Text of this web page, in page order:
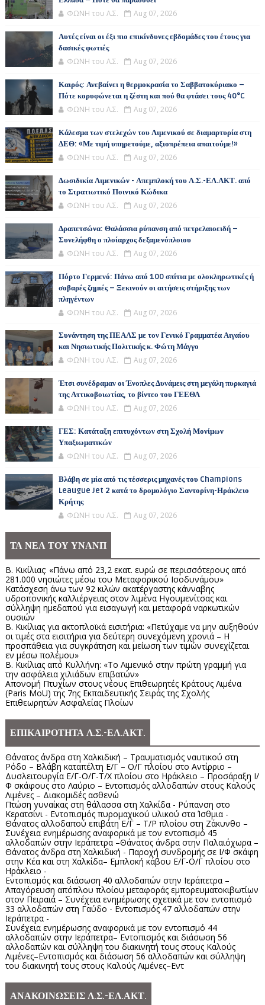
ΦΩΝΗ του Λ.Σ. Aug 07, 2026
Αυτές είναι οι έξι πιο επικίνδυνες εβδομάδες του έτους για
δασικές φωτιές
ΦΩΝΗ του Λ.Σ. Aug 07, 2026
Καιρός: Ανεβαίνει η θερμοκρασία το Σαββατοκύριακο –
Πότε κορυφώνεται η ζέστη και πού θα φτάσει τους 40°C
ΦΩΝΗ του Λ.Σ. Aug 07, 2026
Κάλεσμα των στελεχών του Λιμενικού σε διαμαρτυρία στη
ΔΕΘ: «Με τιμή υπηρετούμε, αξιοπρέπεια απαιτούμε!»
ΦΩΝΗ του Λ.Σ. Aug 07, 2026
Δωσιδικία Λιμενικών - Απεμπλοκή του Λ.Σ.-ΕΛ.ΑΚΤ. από
το Στρατιωτικό Ποινικό Κώδικα
ΦΩΝΗ του Λ.Σ. Aug 07, 2026
Δραπετσώνα: Θαλάσσια ρύπανση από πετρελαιοειδή –
Συνελήφθη ο πλοίαρχος δεξαμενόπλοιου
ΦΩΝΗ του Λ.Σ. Aug 07, 2026
Πόρτο Γερμενό: Πάνω από 100 σπίτια με ολοκληρωτικές ή
σοβαρές ζημιές – Ξεκινούν οι αιτήσεις στήριξης των
πληγέντων
ΦΩΝΗ του Λ.Σ. Aug 07, 2026
Συνάντηση της ΠΕΑΛΣ με τον Γενικό Γραμματέα Αιγαίου
και Νησιωτικής Πολιτικής κ. Φώτη Μάγγο
ΦΩΝΗ του Λ.Σ. Aug 07, 2026
Έτσι συνέδραμαν οι Ένοπλες Δυνάμεις στη μεγάλη πυρκαγιά
της Αττικοβοιωτίας, το βίντεο του ΓΕΕΘΑ
ΦΩΝΗ του Λ.Σ. Aug 07, 2026
ΓΕΣ: Κατάταξη επιτυχόντων στη Σχολή Μονίμων
Υπαξιωματικών
ΦΩΝΗ του Λ.Σ. Aug 07, 2026
Βλάβη σε μία από τις τέσσερις μηχανές του Champions
Leaugue Jet 2 κατά το δρομολόγιο Σαντορίνη-Ηράκλειο
Κρήτης
ΦΩΝΗ του Λ.Σ. Aug 07, 2026
ΤΑ ΝΕΑ ΤΟΥ ΥΝΑΝΠ
Β. Κικίλιας: «Πάνω από 23,2 εκατ. ευρώ σε περισσότερους από
281.000 νησιώτες μέσω του Μεταφορικού Ισοδυνάμου»
Κατάσχεση άνω των 92 κιλών ακατέργαστης κάνναβης
υδροπονικής καλλιέργειας στον λιμένα Ηγουμενίτσας και
σύλληψη ημεδαπού για εισαγωγή και μεταφορά ναρκωτικών
ουσιών
Β. Κικίλιας για ακτοπλοϊκά εισιτήρια: «Πετύχαμε να μην αυξηθούν
οι τιμές στα εισιτήρια για δεύτερη συνεχόμενη χρονιά – Η
προσπάθεια για συγκράτηση και μείωση των τιμών συνεχίζεται
εν μέσω πολέμου»
Β. Κικίλιας από Κυλλήνη: «Το Λιμενικό στην πρώτη γραμμή για
την ασφάλεια χιλιάδων επιβατών»
Απονομή Πτυχίων στους νέους Επιθεωρητές Κράτους Λιμένα
(Paris MoU) της 7ης Εκπαιδευτικής Σειράς της Σχολής
Επιθεωρητών Ασφαλείας Πλοίων
ΕΠΙΚΑΙΡΟΤΗΤΑ Λ.Σ.-ΕΛ.ΑΚΤ.
Θάνατος άνδρα στη Χαλκιδική – Τραυματισμός ναυτικού στη
Ρόδο – Βλάβη καταπέλτη Ε/Γ – Ο/Γ πλοίου στο Αντίρριο –
Δυσλειτουργία Ε/Γ-Ο/Γ-Τ/Χ πλοίου στο Ηράκλειο – Προσάραξη Ι/
Φ σκάφους στο Λαύριο – Εντοπισμός αλλοδαπών στους Καλούς
Λιμένες – Διακομιδές ασθενώ
Πτώση γυναίκας στη θάλασσα στη Χαλκίδα - Ρύπανση στο
Κερατσίνι - Εντοπισμός πυρομαχικού υλικού στα Ίσθμια -
Θάνατος αλλοδαπού επιβάτη Ε/Γ – Τ/Ρ πλοίου στη Ζάκυνθο –
Συνέχεια ενημέρωσης αναφορικά με τον εντοπισμό 45
αλλοδαπών στην Ιεράπετρα –Θάνατος άνδρα στην Παλαιόχωρα –
Θάνατος άνδρα στη Χαλκιδική - Παροχή συνδρομής σε Ι/Φ σκάφη
στην Κέα και στη Χαλκίδα– Εμπλοκή κάβου Ε/Γ-Ο/Γ πλοίου στο
Ηράκλειο -
Εντοπισμός και διάσωση 40 αλλοδαπών στην Ιεράπετρα –
Απαγόρευση απόπλου πλοίου μεταφοράς εμπορευματοκιβωτίων
στον Πειραιά – Συνέχεια ενημέρωσης σχετικά με τον εντοπισμό
33 αλλοδαπών στη Γαύδο - Εντοπισμός 47 αλλοδαπών στην
Ιεράπετρα -
Συνέχεια ενημέρωσης αναφορικά με τον εντοπισμό 44
αλλοδαπών στην Ιεράπετρα– Εντοπισμός και διάσωση 56
αλλοδαπών και σύλληψη του διακινητή τους στους Καλούς
Λιμένες–Εντοπισμός και διάσωση 56 αλλοδαπών και σύλληψη
του διακινητή τους στους Καλούς Λιμένες–Εντ
ΑΝΑΚΟΙΝΩΣΕΙΣ Λ.Σ.-ΕΛ.ΑΚΤ.